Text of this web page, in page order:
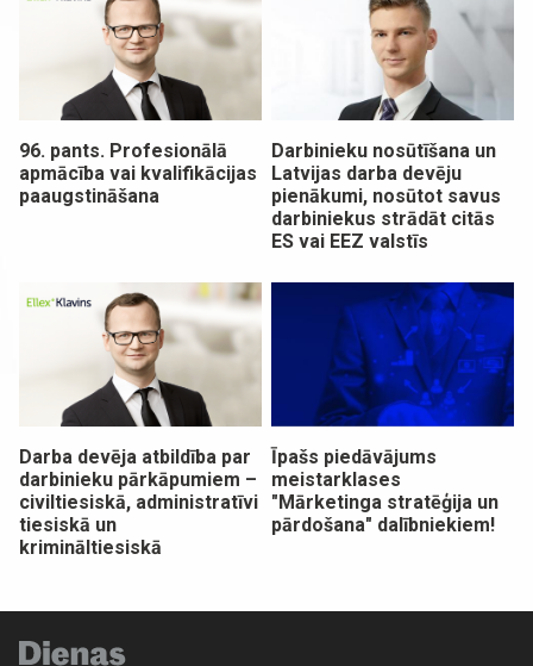
96. pants. Profesionālā
apmācība vai kvalifikācijas
paaugstināšana
Darbinieku nosūtīšana un
Latvijas darba devēju
pienākumi, nosūtot savus
darbiniekus strādāt citās
ES vai EEZ valstīs
Darba devēja atbildība par
darbinieku pārkāpumiem –
civiltiesiskā, administratīvi
tiesiskā un
krimināltiesiskā
Īpašs piedāvājums
meistarklases
"Mārketinga stratēģija un
pārdošana" dalībniekiem!